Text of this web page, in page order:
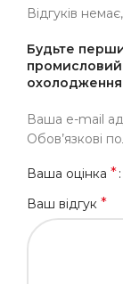
Відгуків
Будьте
Ваша e-mail
Обов’язкові
Ваша оцінка *
Ваш відгук *